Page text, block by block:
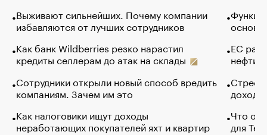
Выживают сильнейших. Почему компании
избавляются от лучших сотрудников
Как банк Wildberries резко нарастил
кредиты селлерам до атак на склады
Сотрудники открыли новый способ вредить
компаниям. Зачем им это
Как налоговики ищут доходы
неработающих покупателей яхт и квартир
основ
ЕС
нефти
Что
для